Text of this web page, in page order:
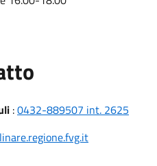
:0432-889507 int. 2625